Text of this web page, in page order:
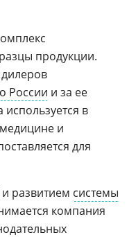
продукции.
России и за ее
в
и
для
развитием системы
компания